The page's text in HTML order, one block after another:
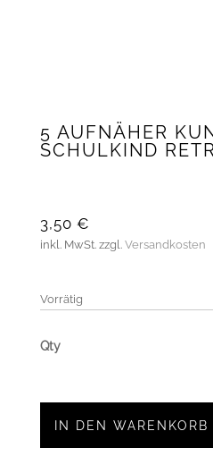
5 AUFNÄHER
SCHULKIND
3,50 €
inkl. MwSt. zzgl. Versandkosten
Vorrätig
IN DEN WARENKORB